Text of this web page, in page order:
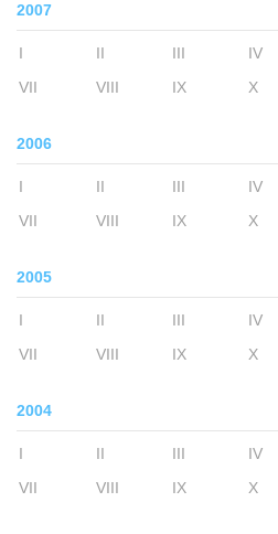
2007
I II III IV
VII
VIII IX X
2006
I II III IV
VII
VIII IX X
2005
I II III IV
VII
VIII IX X
2004
I II III IV
VII
VIII IX X